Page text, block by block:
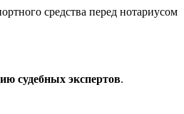
средства перед нотариусом
судебных экспертов.